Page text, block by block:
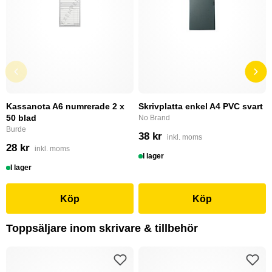
Kassanota A6 numrerade 2 x
50 blad
Burde
28 kr inkl. moms
I lager
Köp
Skrivplatta enkel A4 PVC svart
No Brand
38 kr inkl. moms
I lager
Köp
Toppsäljare inom skrivare & tillbehör